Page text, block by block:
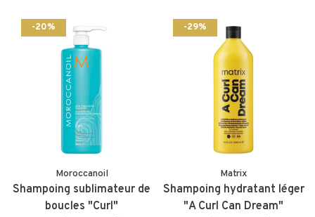
-20%
Moroccanoil
Shampoing sublimateur de
boucles "Curl"
-29%
Matrix
Shampoing hydratant léger
"A Curl Can Dream"